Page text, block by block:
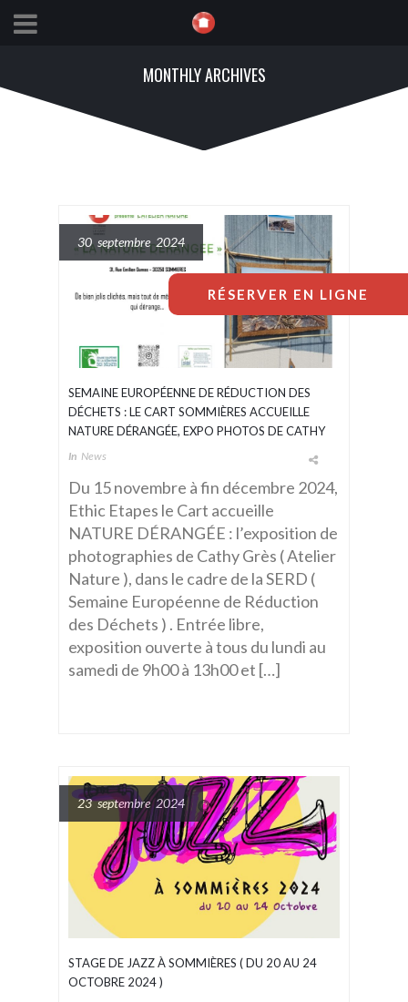
MONTHLY ARCHIVES
30 septembre 2024
SEMAINE EUROPÉENNE DE RÉDUCTION DES
DÉCHETS : LE CART SOMMIÈRES ACCUEILLE
NATURE DÉRANGÉE, EXPO PHOTOS DE CATHY
GRÈS
In News
Du 15 novembre à fin décembre 2024,
Ethic Etapes le Cart accueille
NATURE DÉRANGÉE : l’exposition de
photographies de Cathy Grès ( Atelier
Nature ), dans le cadre de la SERD (
Semaine Européenne de Réduction
des Déchets ) . Entrée libre,
exposition ouverte à tous du lundi au
samedi de 9h00 à 13h00 et […]
23 septembre 2024
STAGE DE JAZZ À SOMMIÈRES ( DU 20 AU 24
OCTOBRE 2024 )
RÉSERVER EN LIGNE